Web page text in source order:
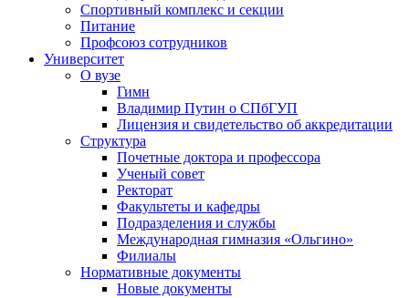
Спортивный комплекс и секции
Питание
Профсоюз сотрудников
Университет
О вузе
Гимн
Владимир Путин о СПбГУП
Лицензия и свидетельство об аккредитации
Структура
Почетные доктора и профессора
Ученый совет
Ректорат
Факультеты и кафедры
Подразделения и службы
Международная гимназия «Ольгино»
Филиалы
Нормативные документы
Новые документы